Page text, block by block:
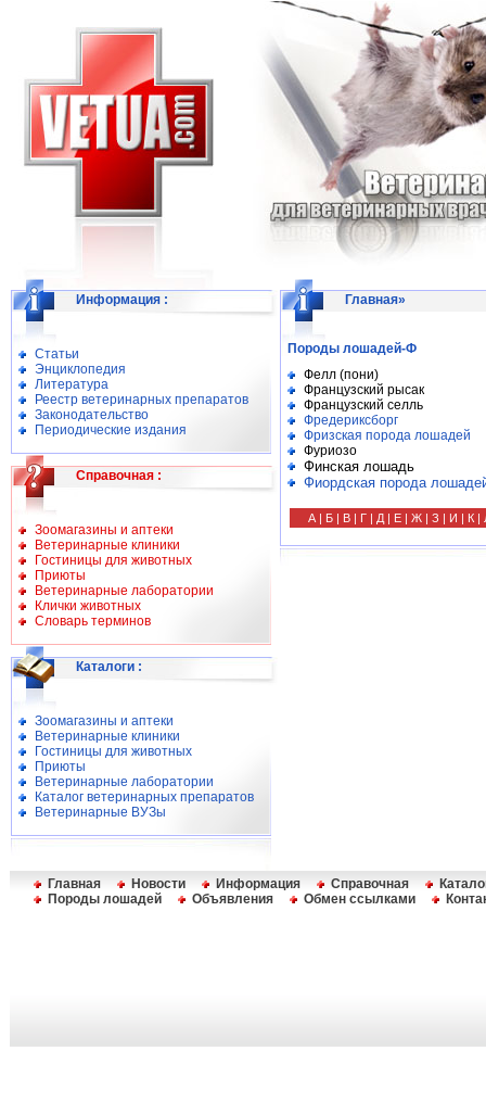
Информация :
Статьи
Энциклопедия
Литература
Реестр ветеринарных препаратов
Законодательство
Периодические издания
Справочная :
Зоомагазины и аптеки
Ветеринарные клиники
Гостиницы для животных
Приюты
Ветеринарные лаборатории
Клички животных
Словарь терминов
Каталоги :
Зоомагазины и аптеки
Ветеринарные клиники
Гостиницы для животных
Приюты
Ветеринарные лаборатории
Каталог ветеринарных препаратов
Ветеринарные ВУЗы
Главная»
Породы лошадей-Ф
Фелл (пони)
Французский рысак
Французский селль
Фредериксборг
Фризская порода лошадей
Фуриозо
Финская лошадь
Фиордская порода
А | Б | В | Г | Д | Е | Ж | З | И | К |
Главная Новости Информация Справочная
Породы лошадей
Объявления Обмен ссылками